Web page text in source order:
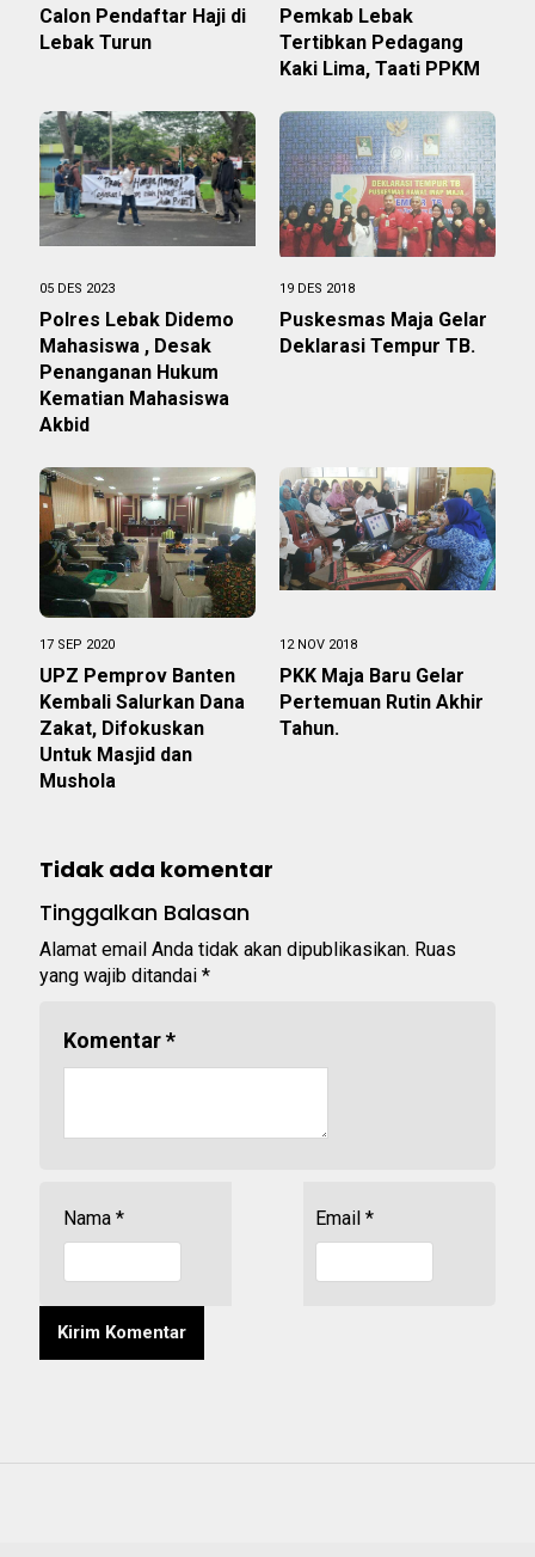
Calon Pendaftar Haji di
Lebak Turun
Pemkab Lebak
Tertibkan Pedagang
Kaki Lima, Taati PPKM
05 DES 2023
Polres Lebak Didemo
Mahasiswa , Desak
Penanganan Hukum
Kematian Mahasiswa
Akbid
19 DES 2018
Puskesmas Maja Gelar
Deklarasi Tempur TB.
17 SEP 2020
UPZ Pemprov Banten
Kembali Salurkan Dana
Zakat, Difokuskan
Untuk Masjid dan
Mushola
12 NOV 2018
PKK Maja Baru Gelar
Pertemuan Rutin Akhir
Tahun.
Tidak ada komentar
Tinggalkan Balasan
Alamat email Anda tidak akan dipublikasikan. Ruas
yang wajib ditandai *
Komentar*
Nama * Email *